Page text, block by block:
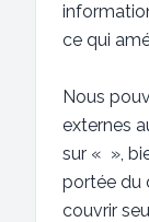
ce qui
Nous
externes
sur « »,
portée du
couvrir